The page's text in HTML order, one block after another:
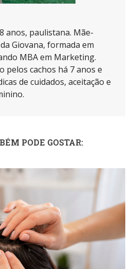
anos, paulistana. Mãe-
Giovana, formada em
MBA em Marketing.
pelos cachos há 7 anos e
de cuidados, aceitação e
PODE GOSTAR: